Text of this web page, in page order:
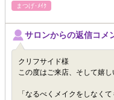
まつげ･ﾒｲｸ
サロンからの返信コメ
クリフサイド様
この度はご来店、そして嬉
「なるべくメイクをしなく